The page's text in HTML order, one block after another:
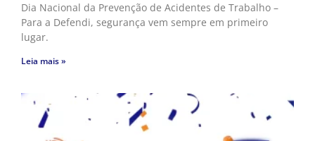
Dia Nacional da Prevenção de Acidentes de Trabalho –
Para a Defendi, segurança vem sempre em primeiro
lugar.
Leia mais »